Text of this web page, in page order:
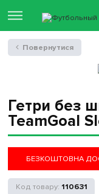
Гетри без
TeamGoal
БЕЗКОШТОВНА
110631
Повернутися